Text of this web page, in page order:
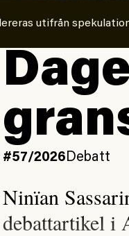
utifrån
#57/2026Debatt
Ninïan
debattartikel i